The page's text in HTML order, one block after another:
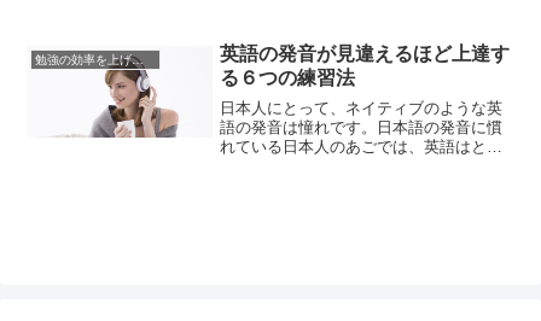
学というのは、机上の勉強だけでは使い
物になりません。それは、人々の生活か
ら生まれて動いているものだから。これ
からご紹介する７つの英語の発音が...
勉強の効率を上げる方法
英語の発音が見違えるほど上達す
る６つの練習法
日本人にとって、ネイティブのような英
語の発音は憧れです。日本語の発音に慣
れている日本人のあごでは、英語はとて